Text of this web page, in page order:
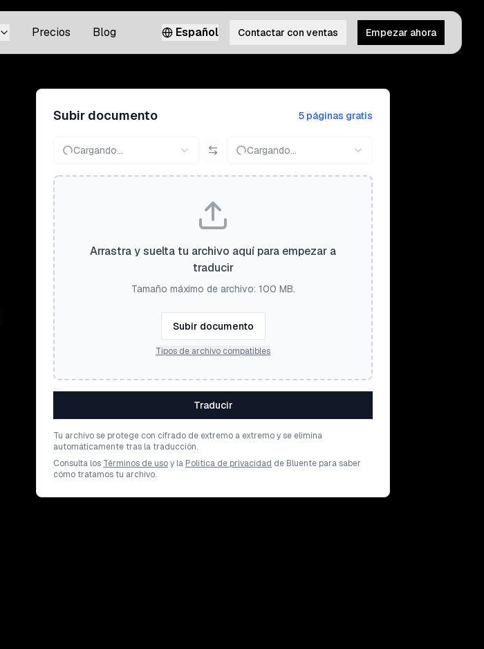
Precios Blog Español Contactar con ventas Empezar ahora
Subir documento 5 páginas gratis
Cargando... Cargando...
Arrastra y suelta tu archivo aquí para empezar a
traducir
Tamaño máximo de archivo: 100 MB.
Subir documento
Tipos de archivo compatibles
Traducir
Tu archivo se protege con cifrado de extremo a extremo y se elimina
automáticamente tras la traducción.
Consulta los Términos de usoy la Política de privacidad de Bluente para saber
cómo tratamos tu archivo.